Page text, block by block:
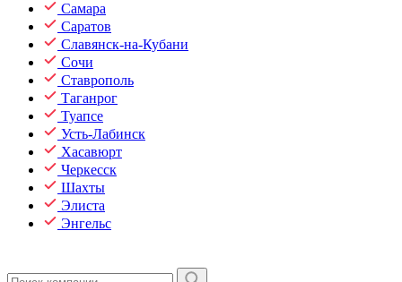
Самара
Саратов
Славянск-на-Кубани
Сочи
Ставрополь
Таганрог
Туапсе
Усть-Лабинск
Хасавюрт
Черкесск
Шахты
Элиста
Энгельс